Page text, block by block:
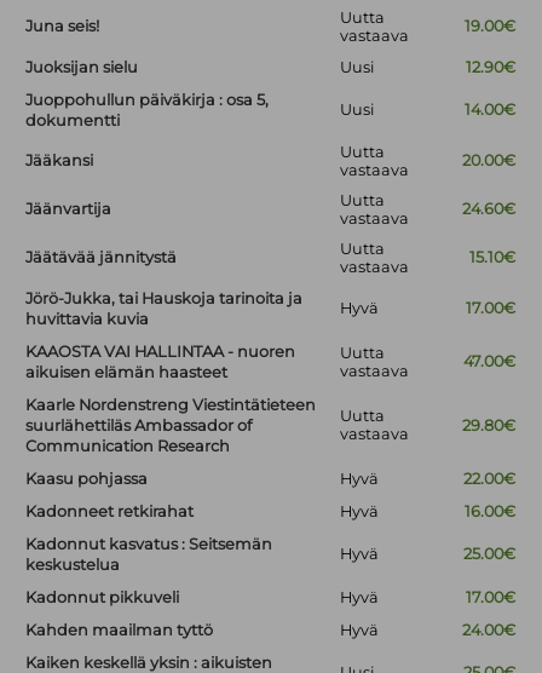
Juna seis!
Uutta
vastaava
19.00€
Juoksijan sielu Uusi
12.90€
Juoppohullun päiväkirja : osa 5,
dokumentti
Uusi 14.00€
Jääkansi
Uutta
vastaava
20.00€
Jäänvartija
Uutta
vastaava
24.60€
Jäätävää jännitystä
Uutta
vastaava
15.10€
Jörö-Jukka, tai Hauskoja tarinoita ja
huvittavia kuvia
Hyvä 17.00€
KAAOSTA VAI HALLINTAA - nuoren
aikuisen elämän haasteet
Uutta
vastaava
47.00€
Kaarle Nordenstreng Viestintätieteen
suurlähettiläs Ambassador of
Communication Research
Uutta
vastaava
29.80€
Kaasu pohjassa Hyvä
22.00€
Kadonneet retkirahat
Hyvä
16.00€
Kadonnut kasvatus : Seitsemän
keskustelua
Hyvä 25.00€
Kadonnut pikkuveli Hyvä
17.00€
Kahden maailman tyttö
Hyvä
24.00€
Kaiken keskellä yksin : aikuisten